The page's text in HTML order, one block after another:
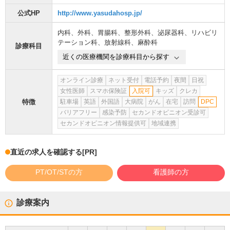
公式HP http://www.yasudahosp.jp/
診療科目
内科、 外科、 胃腸科、 整形外科、 泌尿器科、
リハビリ
テーション科、 放射線科、 麻酔科
近くの医療機関を診療科目から探す
特徴
オンライン診療 ネット受付 電話予約 夜間
日祝
女性医師
スマホ保険証 入院可 キッズ
クレカ
駐車場
英語 外国語 大病院 がん 在宅 訪問
DPC
バリアフリー
感染予防
セカンドオピニオン受診可
セカンドオピニオン情報提供可
地域連携
直近の求人を確認する[PR]
PT/OT/STの方 看護師の方
診療案内